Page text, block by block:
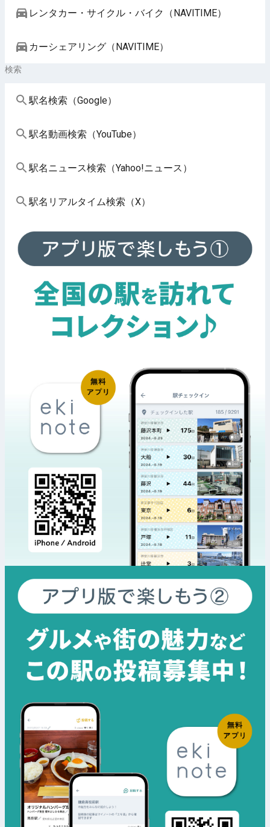
レンタカー・サイクル・バイク（NAVITIME）
カーシェアリング（NAVITIME）
検索
駅名検索（Google）
駅名動画検索（YouTube）
駅名ニュース検索（Yahoo!ニュース）
駅名リアルタイム検索（X）